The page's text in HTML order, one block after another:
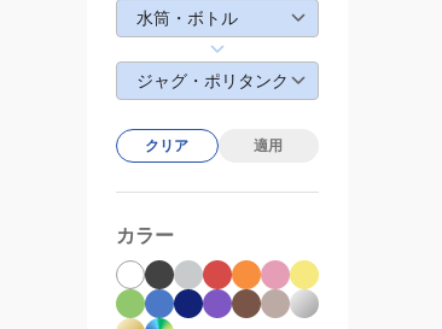
水筒・ボトル
ジャグ・ポリタンク
クリア 適用
カラー